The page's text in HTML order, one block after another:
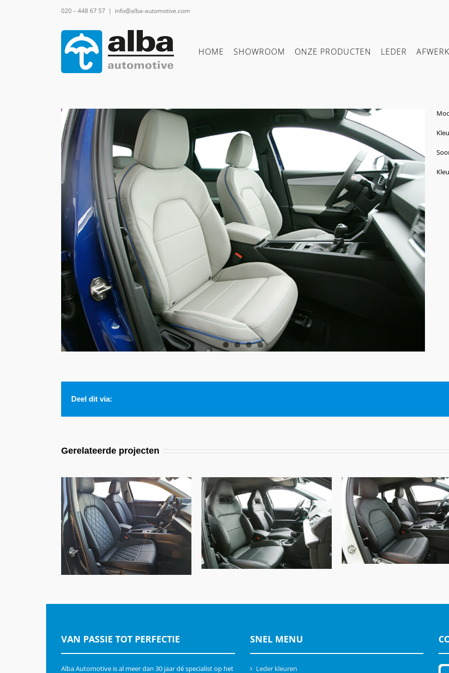
020 – 448 67 57 | info@alba-automotive.com
HOME SHOWROOM ONZE PRODUCTEN LEDER
Deel dit via:
Gerelateerde projecten
Seat Leon, Alba Nappa eco-
leather® zwart
Seat Tarraco FR, Alba
Buffalino leder Zwart
Seat Leon FR, Alba
Leder Zwart
VAN PASSIE TOT PERFECTIE
Alba Automotive is al meer dan 30 jaar dé specialist op het
SNEL MENU
Leder kleuren